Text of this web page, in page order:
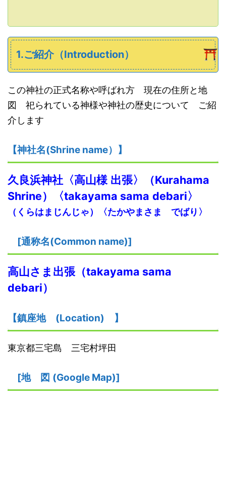
1.ご紹介（Introduction）
この神社の正式名称や呼ばれ方 現在の住所と地
図 祀られている神様や神社の歴史について ご紹
介します
【神社名(Shrine name） 】
久良浜神社 〈高山様 出張〉 （Kurahama
Shrine）
〈takayama sama debari〉
（ くらはまじんじゃ） 〈たかやまさま でばり〉
[通称名(Common name)]
高山さま 出張 （takayama sama
debari）
【鎮座地 (Location) 】
東京都三宅島 三宅村坪田
[地 図 (Google Map)]